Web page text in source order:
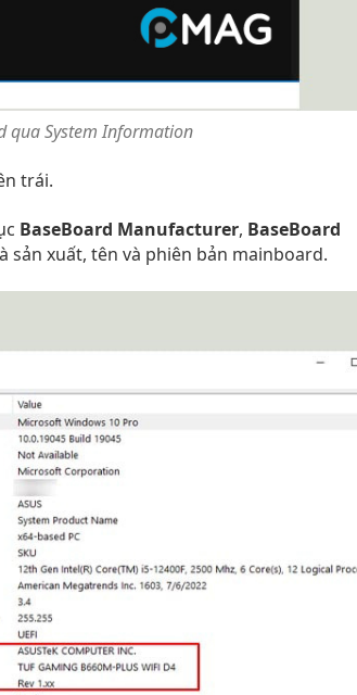
qua System Information
trái.
BaseBoard Manufacturer, BaseBoard
sản xuất, tên và phiên bản mainboard.